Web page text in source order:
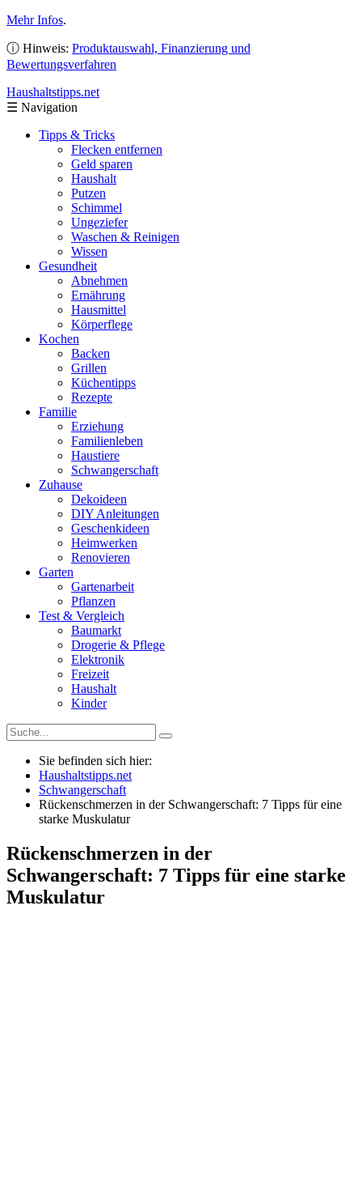
Mehr Infos.
ⓘ Hinweis: Produktauswahl, Finanzierung und
Bewertungsverfahren
Haushaltstipps.net
☰ Navigation
Tipps & Tricks
Flecken entfernen
Geld sparen
Haushalt
Putzen
Schimmel
Ungeziefer
Waschen & Reinigen
Wissen
Gesundheit
Abnehmen
Ernährung
Hausmittel
Körperflege
Kochen
Backen
Grillen
Küchentipps
Rezepte
Familie
Erziehung
Familienleben
Haustiere
Schwangerschaft
Zuhause
Dekoideen
DIY Anleitungen
Geschenkideen
Heimwerken
Renovieren
Garten
Gartenarbeit
Pflanzen
Test & Vergleich
Baumarkt
Drogerie & Pflege
Elektronik
Freizeit
Haushalt
Kinder
Sie befinden sich hier:
Haushaltstipps.net
Schwangerschaft
Rückenschmerzen in der Schwangerschaft: 7 Tipps für eine
starke Muskulatur
Rückenschmerzen in der
Schwangerschaft: 7 Tipps für eine starke
Muskulatur